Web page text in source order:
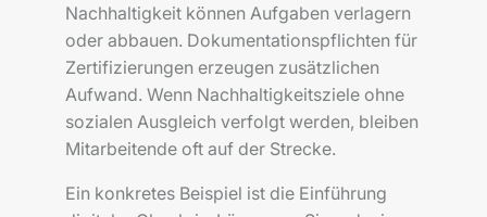
Nachhaltigkeit können Aufgaben verlagern
oder abbauen. Dokumentationspflichten für
Zertifizierungen erzeugen zusätzlichen
Aufwand. Wenn Nachhaltigkeitsziele ohne
sozialen Ausgleich verfolgt werden, bleiben
Mitarbeitende oft auf der Strecke.
Ein konkretes Beispiel ist die Einführung